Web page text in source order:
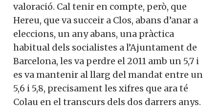
valoració. Cal tenir en compte, però, que
Hereu, que va succeir a Clos, abans d’anar a
eleccions, un any abans, una pràctica
habitual dels socialistes a l’Ajuntament de
Barcelona, les va perdre el 2011 amb un 5,7 i
es va mantenir al llarg del mandat entre un
5,6 i 5,8, precisament les xifres que ara té
Colau en el transcurs dels dos darrers anys.